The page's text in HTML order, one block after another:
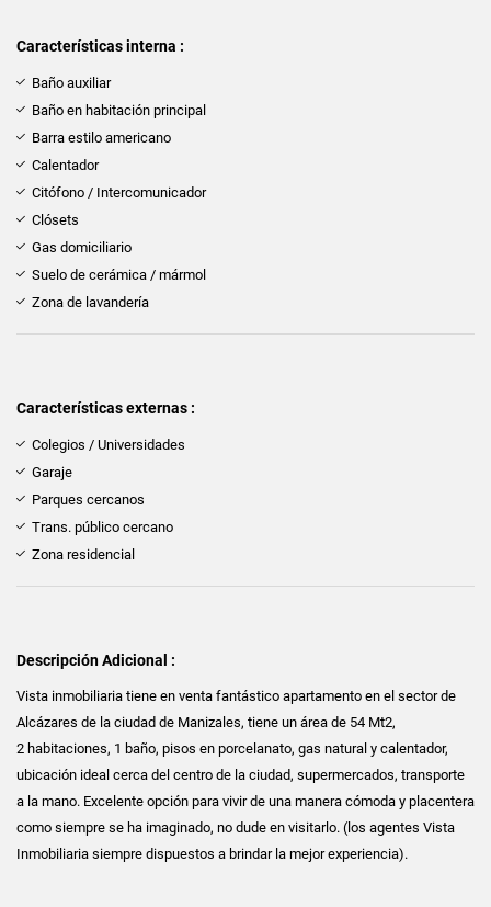
Características interna :
Baño auxiliar
Baño en habitación principal
Barra estilo americano
Calentador
Citófono / Intercomunicador
Clósets
Gas domiciliario
Suelo de cerámica / mármol
Zona de lavandería
Características externas :
Colegios / Universidades
Garaje
Parques cercanos
Trans. público cercano
Zona residencial
Descripción Adicional :
Vista inmobiliaria tiene en venta fantástico apartamento en el sector de
Alcázares de la ciudad de Manizales, tiene un área de 54 Mt2,
2 habitaciones, 1 baño, pisos en porcelanato, gas natural y calentador,
ubicación ideal cerca del centro de la ciudad, supermercados, transporte
a la mano. Excelente opción para vivir de una manera cómoda y placentera
como siempre se ha imaginado, no dude en visitarlo. (los agentes Vista
Inmobiliaria siempre dispuestos a brindar la mejor experiencia).